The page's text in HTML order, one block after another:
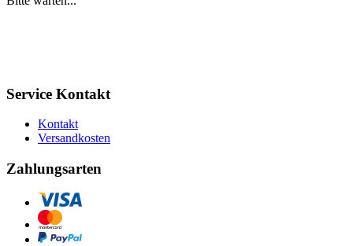
Service Kontakt
Kontakt
Versandkosten
Zahlungsarten